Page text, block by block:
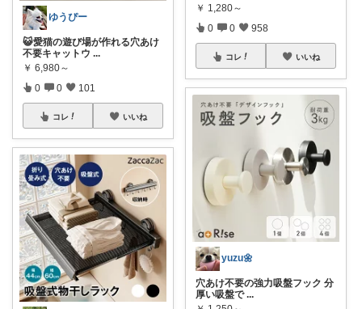
ゆうぴー
😺愛猫の遊び場が作れる穴あけ
不要キャットウ ...
￥ 6,980～
0 0 101
コレ いいね
￥ 1,280～
0 0 958
コレ いいね
yuzu🌼
穴あけ不要の強力吸盤フック 分
厚い吸盤で ...